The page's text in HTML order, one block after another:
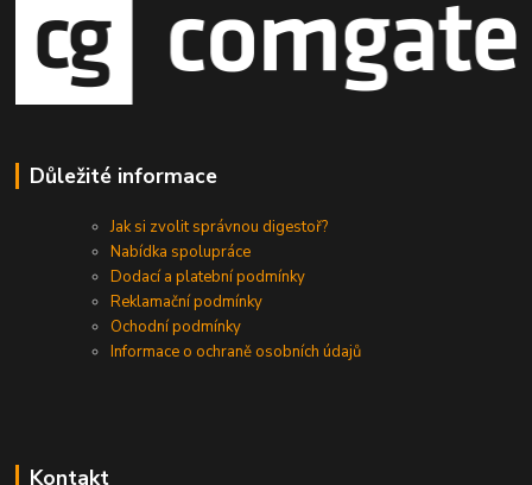
Důležité informace
Jak si zvolit správnou digestoř?
Nabídka spolupráce
Dodací a platební podmínky
Reklamační podmínky
Ochodní podmínky
Informace o ochraně osobních údajů
Kontakt